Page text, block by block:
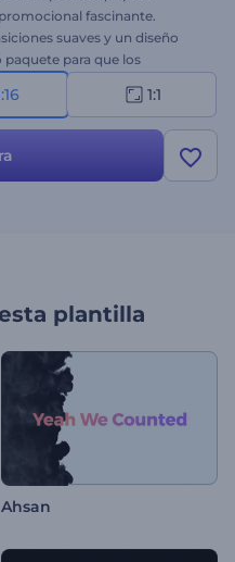
fascinante.
suaves y un diseño
para que los
Escribe, carga tus archivos
de fondo para animar tu
de canales y mucho
1:1
plantilla
Ahsan